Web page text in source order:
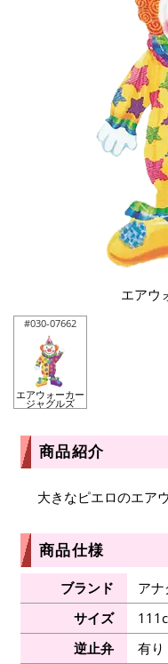
エアウ
#030-07662
エアウォーカー
ジャグルズ
商品紹介
大きなピエロのエア
商品仕様
ブランド
アナ
サイズ
逆止弁
有り